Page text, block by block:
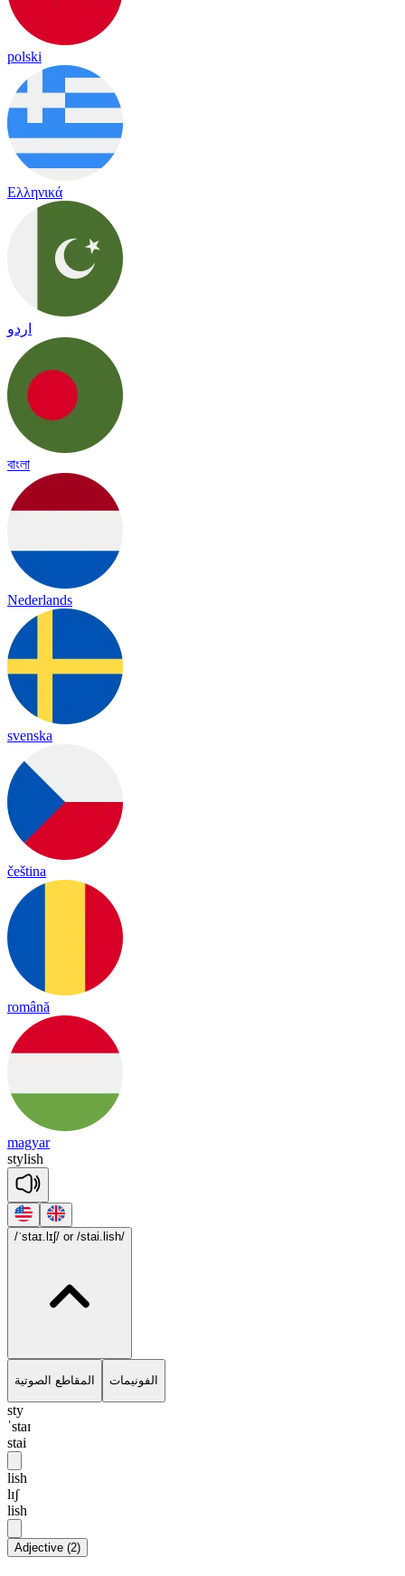
polski
Ελληνικά
اردو
বাংলা
Nederlands
svenska
čeština
română
magyar
stylish
/ˈstaɪ.lɪʃ/ or /stai.lish/
المقاطع الصوتية الفونيمات
sty
ˈstaɪ
stai
lish
lɪʃ
lish
Adjective (2)